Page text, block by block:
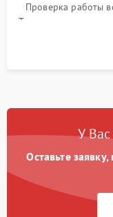
Проверка работы
Тестирование
остаточного
У
Оставьте